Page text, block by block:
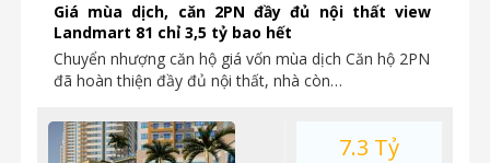
Giá mùa dịch, căn 2PN đầy đủ nội thất view
Landmart 81 chỉ 3,5 tỷ bao hết
Chuyển nhượng căn hộ giá vốn mùa dịch Căn hộ 2PN
đã hoàn thiện đầy đủ nội thất, nhà còn…
7.3 Tỷ